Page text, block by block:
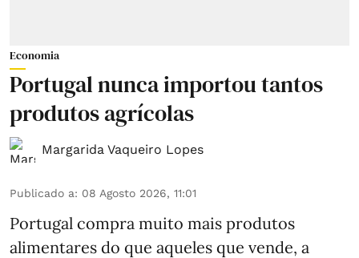
Economia
Portugal nunca importou tantos
produtos agrícolas
Margarida Vaqueiro Lopes
Publicado a: 08 Agosto 2026, 11:01
Portugal compra muito mais produtos
alimentares do que aqueles que vende, a